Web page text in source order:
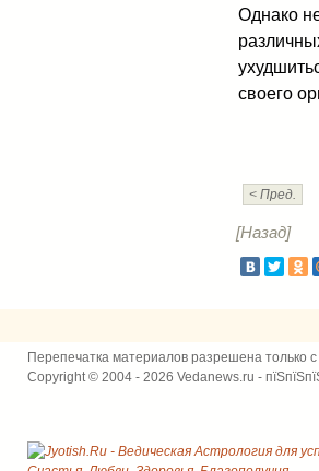
Однако
своего
< Пред.
[Назад]
Перепечатка материалов разрешена только
Copyright © 2004 - 2026 Vedanews.ru -